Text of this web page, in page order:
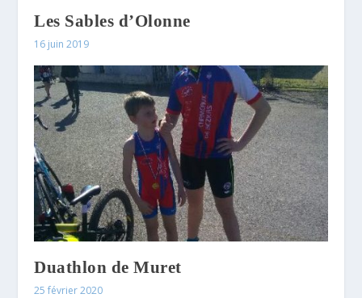
Les Sables d’Olonne
16 juin 2019
Duathlon de Muret
25 février 2020